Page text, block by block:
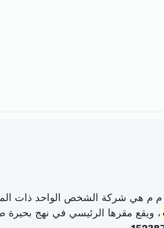
هي شركة الشخص الواحد ذات
، ويقع مقرها الرئيسي في نهج بحيرة